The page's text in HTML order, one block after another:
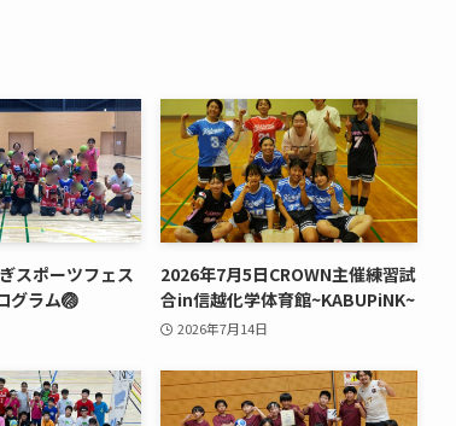
スポーツフェス
グラム🏐
2026年7月5日CROWN主催練習試
合in信越化学体育館~KABUPiNK~
2026年7月14日